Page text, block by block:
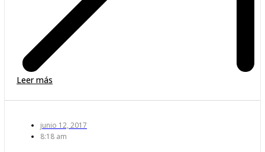
Leer más
junio 12, 2017
8:18 am